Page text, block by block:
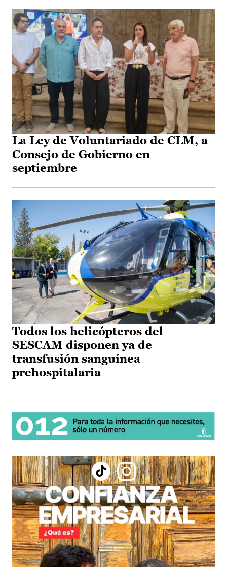
La Ley de Voluntariado de CLM, a
Consejo de Gobierno en
septiembre
Todos los helicópteros del
SESCAM disponen ya de
transfusión sanguínea
prehospitalaria